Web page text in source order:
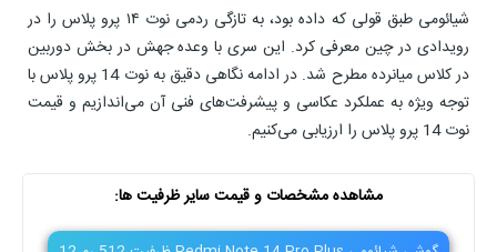
شیائومی طبق قولی که داده بود، به تازگی ردمی نوت ۱۴ پرو پلاس را در
رویدادی در چین معرفی کرد. این سری با وعده جهش در بخش دوربین
در کلاس میانرده مطرح شد. در ادامه نگاهی دقیق به نوت 14 پرو پلاس با
توجه ویژه به عملکرد عکاسی و پیشرفت‌های فنی آن‌ می‌اندازیم و قیمت
نوت 14 پرو پلاس را ارزیابی می‌کنیم.
مشاهده مشخصات و قیمت سایر ظرفیت ها: